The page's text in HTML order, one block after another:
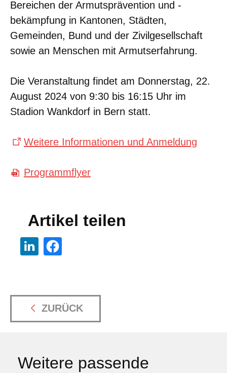
Bereichen der Armutsprävention und -
bekämpfung in Kantonen, Städten,
Gemeinden, Bund und der Zivilgesellschaft
sowie an Menschen mit Armutserfahrung.
Die Veranstaltung findet am Donnerstag, 22.
August 2024 von 9:30 bis 16:15 Uhr im
Stadion Wankdorf in Bern statt.
Weitere Informationen und Anmeldung
Programmflyer
Artikel teilen
ZURÜCK
Weitere passende